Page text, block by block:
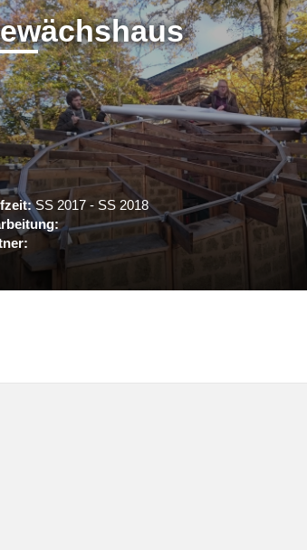
SS 2017 - SS 2018